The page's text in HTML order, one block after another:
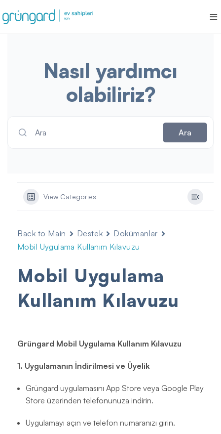
Nasıl yardımcı
olabiliriz?
Ara Ara
View Categories
Back to Main Destek
Dokümanlar
Mobil Uygulama Kullanım Kılavuzu
Mobil Uygulama
Kullanım Kılavuzu
Grüngard Mobil Uygulama Kullanım Kılavuzu
1. Uygulamanın İndirilmesi ve Üyelik
Grüngard uygulamasını App Store veya Google Play
Store üzerinden telefonunuza indirin.
Uygulamayı açın ve telefon numaranızı girin.